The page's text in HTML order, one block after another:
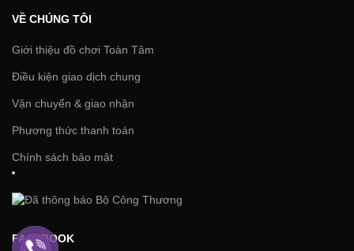
VỀ CHÚNG TÔI
Giới thiệu đồ chơi Toàn Tâm
Điều kiện giao dịch chung
Vận chuyển & giao nhận
Phương thức thanh toán
Chính sách bảo mật
FACEBOOK